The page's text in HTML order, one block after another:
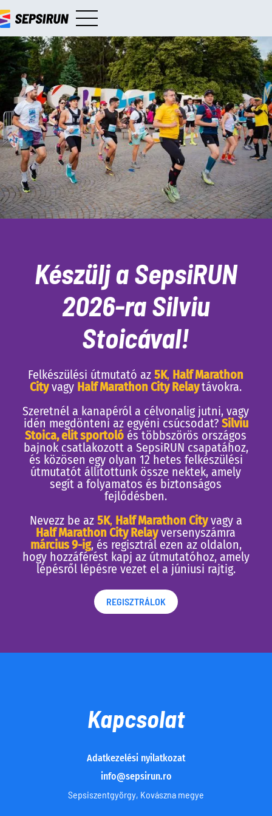
Készülj a SepsiRUN
2026-ra Silviu
Stoicával!
Felkészülési útmutató az5K, Half Marathon
Cityvagy Half Marathon City Relaytávokra.
Szeretnél a kanapéról a célvonalig jutni, vagy
idén megdönteni az egyéni csúcsodat? Silviu
Stoica, elit sportoló és többszörös országos
bajnok csatlakozott a SepsiRUN csapatához,
és közösen egy olyan 12 hetes felkészülési
útmutatót állítottunk össze nektek, amely
segít a folyamatos és biztonságos
fejlődésben.
Nevezz be az 5K, Half Marathon Cityvagy a
Half Marathon City Relayversenyszámra
március 9-ig, és regisztrál ezen az oldalon,
hogy hozzáférést kapj az útmutatóhoz, amely
lépésről lépésre vezet el a júniusi rajtig.
REGISZTRÁLOK
Kapcsolat
Adatkezelési nyilatkozat
info@sepsirun.ro
Sepsiszentgyörgy, Kovászna megye